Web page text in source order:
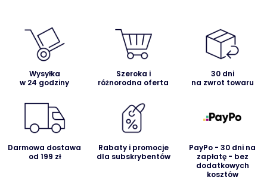
Wysyłka
w 24 godziny
Szeroka i
różnorodna oferta
30 dni
na zwrot towaru
Darmowa dostawa
od 199 zł
Rabaty i promocje
dla subskrybentów
PayPo - 30 dni na
zapłatę - bez
dodatkowych
kosztów